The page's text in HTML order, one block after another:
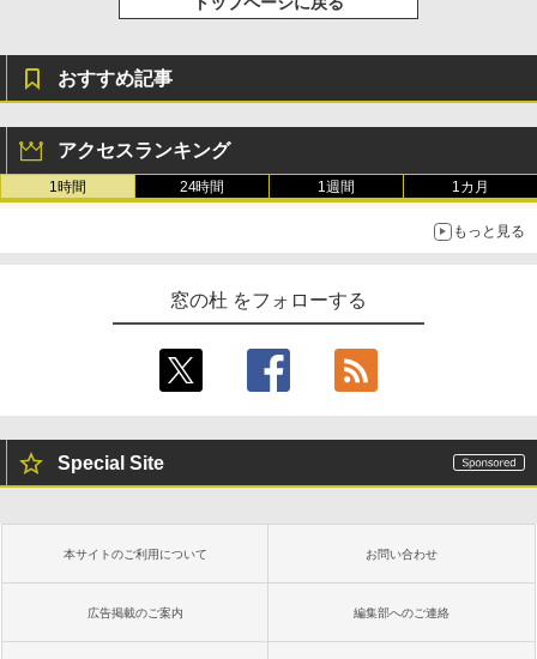
おすすめ記事
アクセスランキング
1時間 24時間 1週間 1カ月
もっと見る
窓の杜 をフォローする
Special Site
本サイトのご利用について お問い合わせ
広告掲載のご案内 編集部へのご連絡